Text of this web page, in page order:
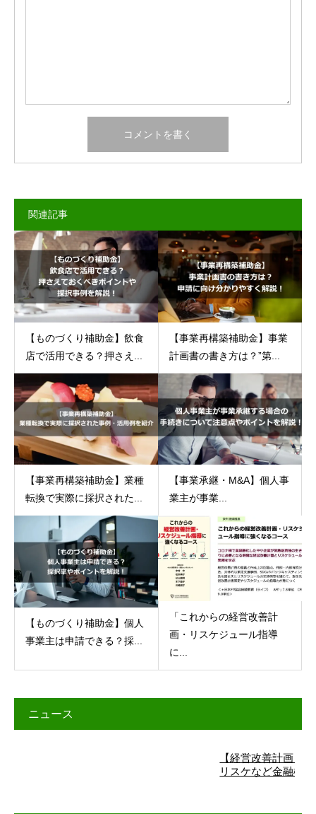
関連記事
【ものづくり補助金】飲食
店で活用できる？押さえ...
【事業再構築補助金】事業
計画書の書き方は？”第...
【事業再構築補助金】業種
転換で実際に採択された...
【事業承継・M&A】個人事
業主が事業...
【ものづくり補助金】個人
事業主は申請できる？採...
「これからの経営改善計
画・リスケジュール指導
に...
ニュース
【経営改善計画】詳細は
リスケなど金融機関交渉